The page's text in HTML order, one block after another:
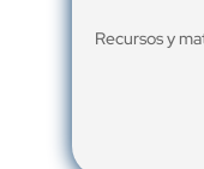
Recursos y